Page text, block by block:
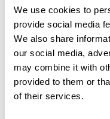
We use cookies to
provide social media
We also share
our social media,
may combine it with
provided to them or
of their services.
L'hai già effettuato?